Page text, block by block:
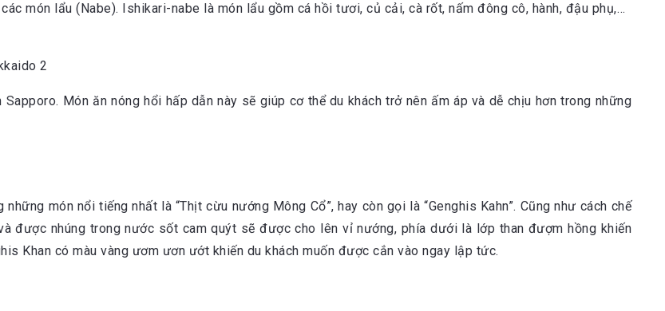
món lẩu (Nabe). Ishikari-nabe là món lẩu gồm cá hồi tươi, củ cải, cà rốt, nấm đông cô, hành, đậu phụ,…
Món ăn nóng hổi hấp dẫn này sẽ giúp cơ thể du khách trở nên ấm áp và dễ chịu hơn trong những
món nổi tiếng nhất là “Thịt cừu nướng Mông Cổ”, hay còn gọi là “Genghis Kahn”. Cũng như cách chế
được nhúng trong nước sốt cam quýt sẽ được cho lên vỉ nướng, phía dưới là lớp than đượm hồng khiến
Khan có màu vàng ươm ươn ướt khiến du khách muốn được cắn vào ngay lập tức.